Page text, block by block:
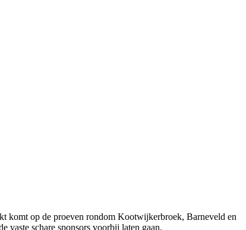
komt op de proeven rondom Kootwijkerbroek, Barneveld en
vaste schare sponsors voorbij laten gaan.